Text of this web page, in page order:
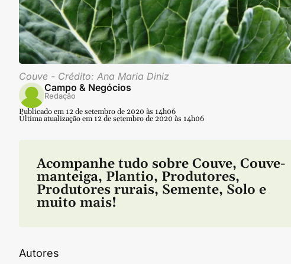
Couve - Crédito: Ana Maria Diniz
Campo & Negócios
Redação
Publicado em 12 de setembro de 2020 às 14h06
Última atualização em 12 de setembro de 2020 às 14h06
Acompanhe tudo sobre Couve, Couve-
manteiga, Plantio, Produtores,
Produtores rurais, Semente, Solo e
muito mais!
Autores